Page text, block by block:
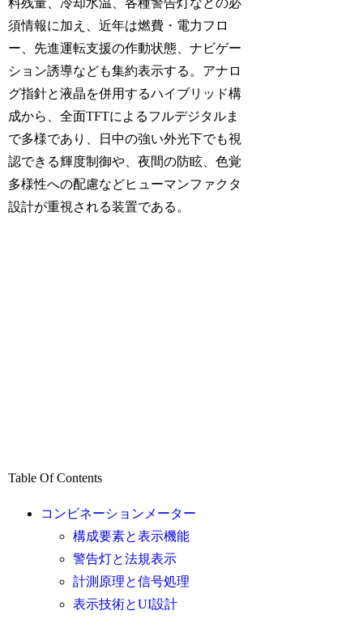
須情報に加え、近年は燃費・電力フロ
ー、先進運転支援の作動状態、ナビゲー
ション誘導なども集約表示する。アナロ
グ指針と液晶を併用するハイブリッド構
成から、全面TFTによるフルデジタルま
で多様であり、日中の強い外光下でも視
認できる輝度制御や、夜間の防眩、色覚
多様性への配慮などヒューマンファクタ
設計が重視される装置である。
Table Of Contents
コンビネーションメーター
構成要素と表示機能
警告灯と法規表示
計測原理と信号処理
表示技術とUI設計